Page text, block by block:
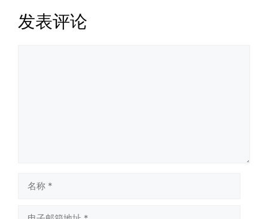
发表评论
车窗外的风景，辽宁家乡的草木新...
黑龙江的空气质量出乎意料地好，...
📅 04-27 19:30👤 Zairun